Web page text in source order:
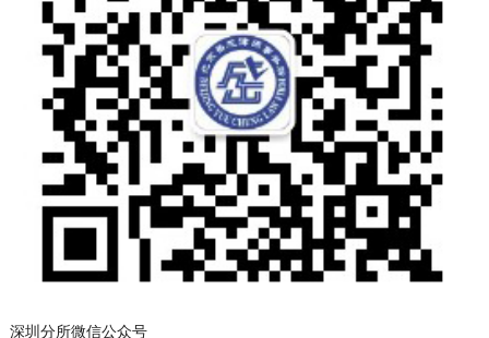
深圳分所微信公众号